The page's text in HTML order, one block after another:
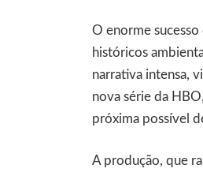
O enorme
históricos
narrativa intensa,
nova série da
próxima possível
A produção, que